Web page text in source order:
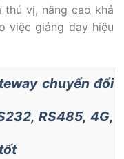
vị, nâng cao khả
việc giảng dạy hiệu
chuyển đổi
RS485, 4G,